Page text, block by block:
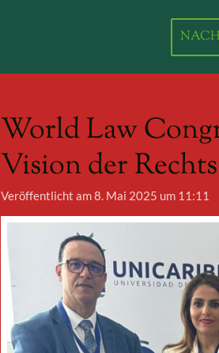
World Law
Vision der
Veröffentlicht am 8. Mai 2025 um 11:11